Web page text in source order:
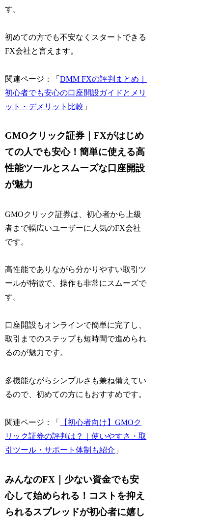
す。
初めての方でも不安なくスタートできる
FX会社と言えます。
関連ページ：「DMM FXの評判まとめ｜
初心者でも安心の口座開設ガイドとメリ
ット・デメリット比較 」
GMOクリック証券｜FXがはじめ
ての人でも安心！簡単に使える高
性能ツールとスムーズな口座開設
が魅力
GMOクリック証券は、初心者から上級
者まで幅広いユーザーに人気のFX会社
です。
高性能でありながら分かりやすい取引ツ
ールが特徴で、操作も非常にスムーズで
す。
口座開設もオンラインで簡単に完了し、
取引までのステップも短時間で進められ
るのが魅力です。
多機能ながらシンプルさも兼ね備えてい
るので、初めての方にもおすすめです。
関連ページ：「
【初心者向け】GMOク
リック証券の評判は？｜使いやすさ・取
引ツール・サポート体制も紹介 」
みんなのFX｜少ない資金でも安
心して始められる！コストを抑え
られるスプレッドが初心者に嬉し